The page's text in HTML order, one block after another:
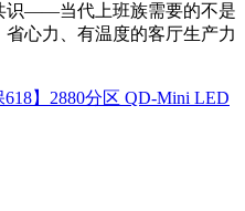
识——当代上班族需要的不是
心力、有温度的客厅生产力
】2880分区 QD-Mini LED